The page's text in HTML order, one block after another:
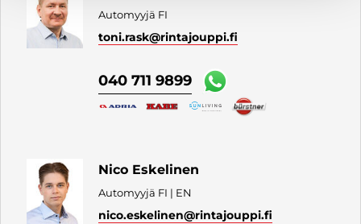
Automyyjä FI
toni.rask@rintajouppi.fi
040 711 9899
Nico Eskelinen
Automyyjä FI | EN
nico.eskelinen@rintajouppi.fi